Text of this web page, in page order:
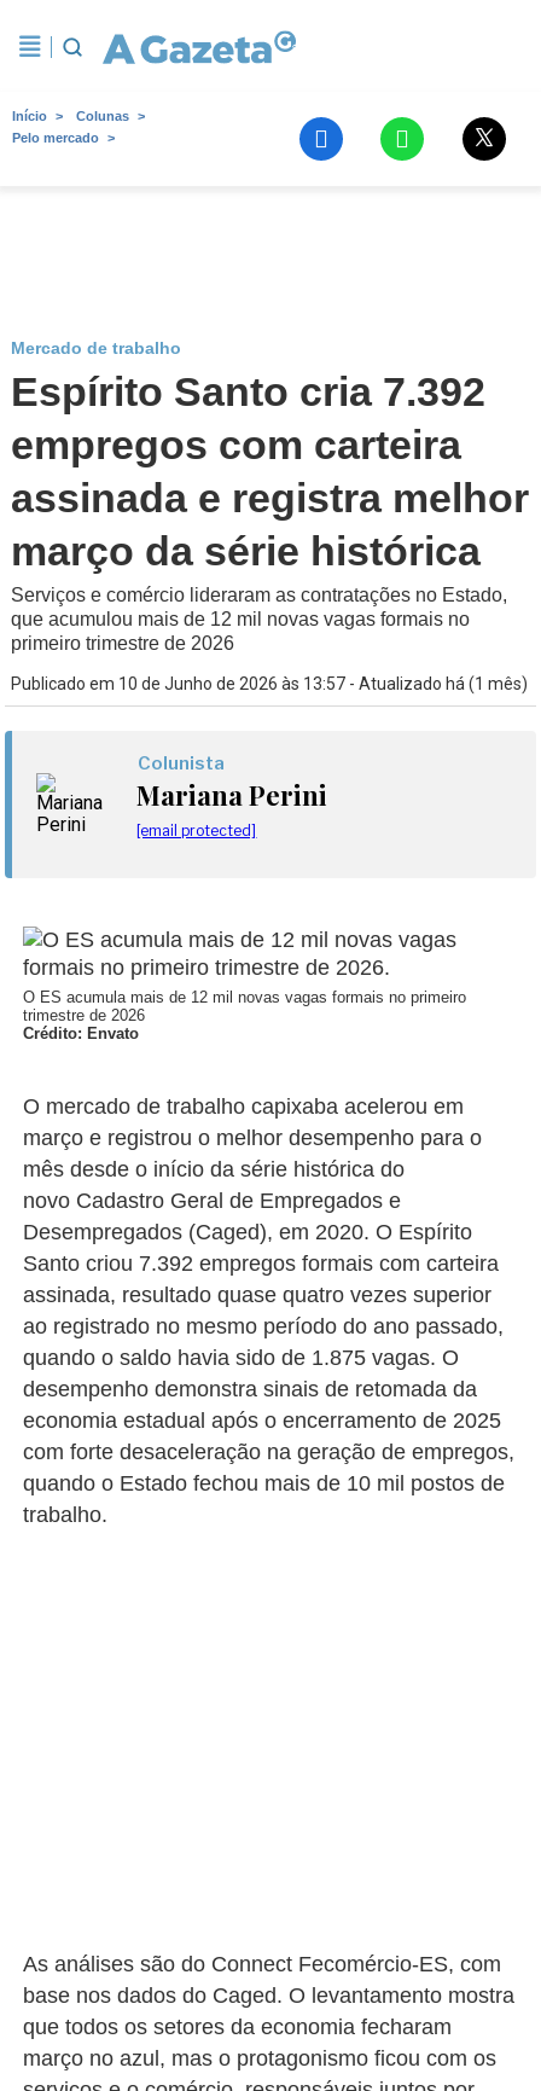
Início
Colunas
Pelo mercado
Mercado de trabalho
Espírito Santo cria 7.392
empregos com carteira
assinada e registra melhor
março da série histórica
Serviços e comércio lideraram as contratações no Estado,
que acumulou mais de 12 mil novas vagas formais no
primeiro trimestre de 2026
Publicado em 10 de Junho de 2026 às 13:57 - Atualizado há (1 mês)
Colunista
Mariana Perini
[email protected]
O ES acumula mais de 12 mil novas vagas formais no primeiro
trimestre de 2026
Crédito: Envato
O mercado de trabalho capixaba acelerou em
março e registrou o melhor desempenho para o
mês desde o início da série histórica do
novo Cadastro Geral de Empregados e
Desempregados (Caged), em 2020. O Espírito
Santo criou 7.392 empregos formais com carteira
assinada, resultado quase quatro vezes superior
ao registrado no mesmo período do ano passado,
quando o saldo havia sido de 1.875 vagas. O
desempenho demonstra sinais de retomada da
economia estadual após o encerramento de 2025
com forte desaceleração na geração de empregos,
quando o Estado fechou mais de 10 mil postos de
trabalho.
As análises são do Connect Fecomércio-ES, com
base nos dados do Caged. O levantamento mostra
que todos os setores da economia fecharam
março no azul, mas o protagonismo ficou com os